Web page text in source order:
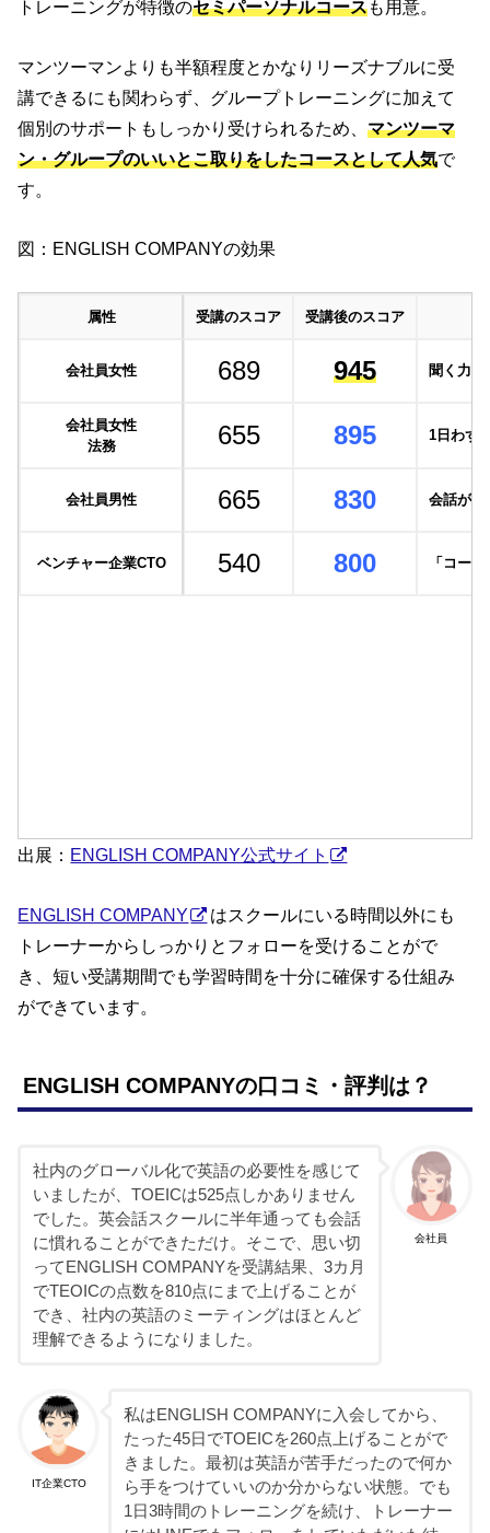
トレーニングが特徴のセミパーソナルコースも用意。
マンツーマンよりも半額程度とかなりリーズナブルに受
講できるにも関わらず、グループトレーニングに加えて
個別のサポートもしっかり受けられるため、マンツーマ
ン・グループのいいとこ取りをしたコースとして人気で
す。
図：ENGLISH COMPANYの効果
属性 受講のスコア 受講後のスコア
会社員女性 689 945 聞く力
会社員女性
法務
655 895 1日わず
会社員男性 665 830 会話がス
ベンチャー企業CTO 540 800 「コー
出展： ENGLISH COMPANY公式サイト
ENGLISH COMPANY
はスクールにいる時間以外にも
トレーナーからしっかりとフォローを受けることがで
き、短い受講期間でも学習時間を十分に確保する仕組み
ができています。
ENGLISH COMPANYの口コミ・評判は？
会社員
社内のグローバル化で英語の必要性を感じて
いましたが、TOEICは525点しかありません
でした。英会話スクールに半年通っても会話
に慣れることができただけ。そこで、思い切
ってENGLISH COMPANYを受講結果、3カ月
でTEOICの点数を810点にまで上げることが
でき、社内の英語のミーティングはほとんど
理解できるようになりました。
IT企業CTO
私はENGLISH COMPANYに入会してから、
たった45日でTOEICを260点上げることがで
きました。最初は英語が苦手だったので何か
ら手をつけていいのか分からない状態。でも
1日3時間のトレーニングを続け、トレーナー